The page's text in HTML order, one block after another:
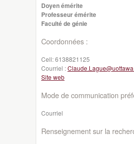
Doyen émérite
Professeur émérite
Faculté de génie
Coordonnées :
Cell:6138821125
Courriel :
Site web
Mode de communication
Courriel
Renseignement sur la